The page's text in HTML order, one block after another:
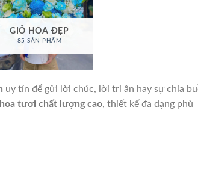
GIỎ HOA ĐẸP
85 SẢN PHẨM
uy tín để gửi lời chúc, lời tri ân hay sự chia
hoa tươi chất lượng cao, thiết kế đa dạng phù